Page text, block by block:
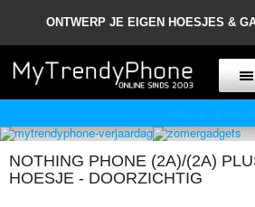
ONTWERP JE EIGEN HOESJES &
NOTHING PHONE (2A)/(2A)
HOESJE - DOORZICHTIG